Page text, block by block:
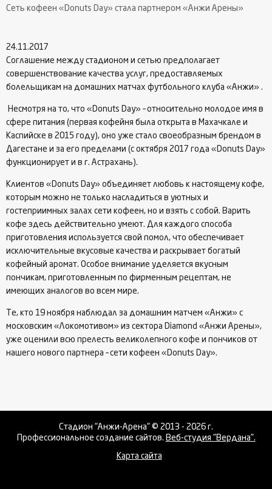
Сеть кофеен «Donuts Day» стала партнером «Анжи Арены»
24.11.2017
Соглашение между стадионом и сетью предполагает
совершенствование качества услуг, предоставляемых
болельщикам на домашних матчах футбольного клуба «Анжи» .
Несмотря на то, что «Donuts Day» – относительно молодое имя в
сфере питания (первая кофейня была открыта в Махачкале и
Каспийске в 2015 году), оно уже стало своеобразным брендом в
Дагестане и за его пределами (с октября 2017 года «Donuts Day»
функционирует и в г. Астрахань).
Клиентов «Donuts Day» объединяет любовь к настоящему кофе,
которым можно не только насладиться в уютных и
гостеприимных залах сети кофеен, но и взять с собой. Варить
кофе здесь действительно умеют. Для каждого способа
приготовления используется свой помол, что обеспечивает
исключительные вкусовые качества и раскрывает богатый
кофейный аромат. Особое внимание уделяется вкусным
пончикам, приготовленным по фирменным рецептам, не
имеющих аналогов во всем мире.
Те, кто 19 ноября наблюдал за домашним матчем «Анжи» с
московским «Локомотивом» из сектора Diamond «Анжи Арены»,
уже оценили всю прелесть великолепного кофе и пончиков от
нашего нового партнера – сети кофеен «Donuts Day».
Стадион "Анжи-Арена" © 2013 - 2026 г.
Профессиональное создание сайтов. Веб-студия "Вердана".
Карта сайта